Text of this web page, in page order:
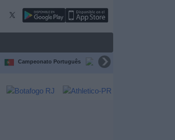
Campeonato Português Campeonato Espanhol